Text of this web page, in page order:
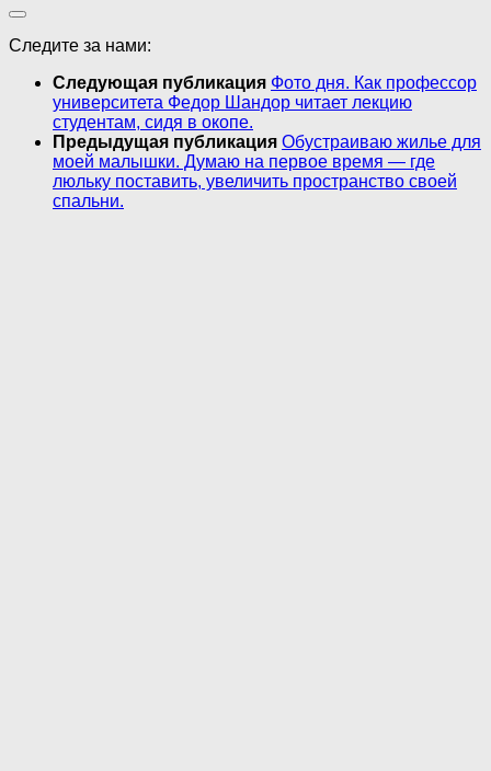
Следите за нами:
Следующая публикация Фото дня. Как профессор
университета Федор Шандор читает лекцию
студентам, сидя в окопе.
Предыдущая публикация Обустраиваю жилье для
моей малышки. Думаю на первое время — где
люльку поставить, увеличить пространство своей
спальни.